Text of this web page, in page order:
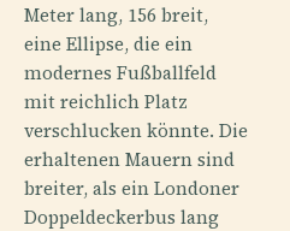
Meter lang, 156 breit,
eine Ellipse, die ein
modernes Fußballfeld
mit reichlich Platz
verschlucken könnte. Die
erhaltenen Mauern sind
breiter, als ein Londoner
Doppeldeckerbus lang